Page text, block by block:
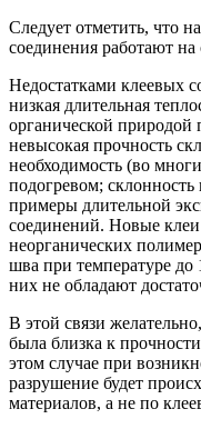
Следует отметить, что
соединения работают на
Недостатками клеевых
низкая длительная
органической природой
невысокая прочность
необходимость (во
подогревом;
примеры длительной
соединений. Новые
неорганических
шва при температуре
них не обладают
В этой связи
была близка к
этом случае при
разрушение будет
материалов, а не по